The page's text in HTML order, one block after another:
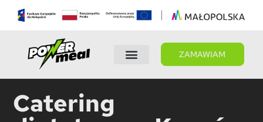
ZAMAWIAM
Catering